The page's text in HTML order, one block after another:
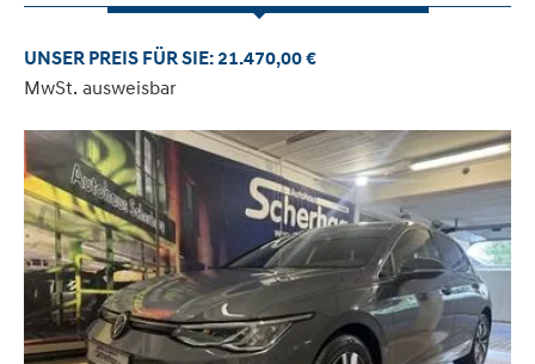
UNSER PREIS FÜR SIE: 21.470,00 €
MwSt. ausweisbar